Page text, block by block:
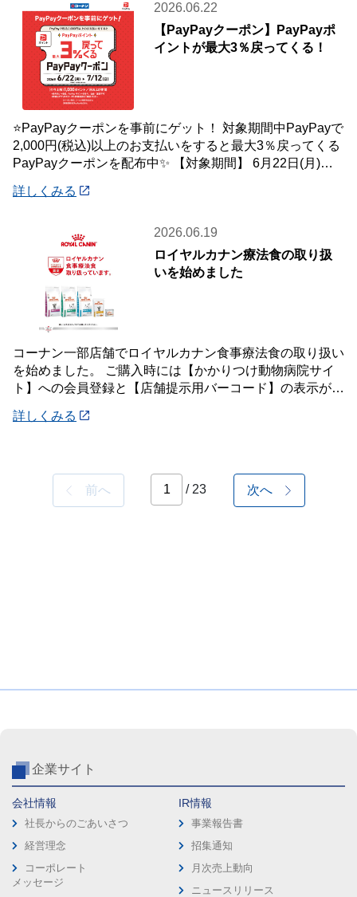
2026.06.22
【PayPayクーポン】PayPayポ
イントが最大3％戻ってくる！
⭐PayPayクーポンを事前にゲット！ 対象期間中PayPayで
2,000円(税込)以上のお支払いをすると最大3％戻ってくる
PayPayクーポンを配布中✨ 【対象期間】 6月22日(月)～7
詳しくみる
2026.06.19
ロイヤルカナン療法食の取り扱
いを始めました
コーナン一部店舗でロイヤルカナン食事療法食の取り扱い
を始めました。 ご購入時には【かかりつけ動物病院サイ
ト】への会員登録と【店舗提示用バーコード】の表示が必
詳しくみる
前へ / 23 次へ
企業サイト
会社情報
社長からのごあいさつ
経営理念
コーポレート
メッセージ
IR情報
事業報告書
招集通知
月次売上動向
ニュースリリース